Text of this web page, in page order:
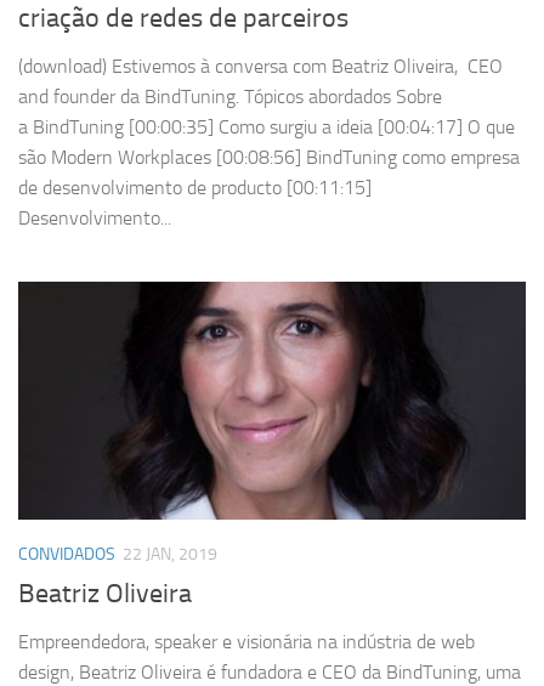
criação de redes de parceiros
(download) Estivemos à conversa com Beatriz Oliveira, CEO
and founder da BindTuning. Tópicos abordados Sobre
a BindTuning [00:00:35] Como surgiu a ideia [00:04:17] O que
são Modern Workplaces [00:08:56] BindTuning como empresa
de desenvolvimento de producto [00:11:15]
Desenvolvimento...
CONVIDADOS 22 JAN, 2019
Beatriz Oliveira
Empreendedora, speaker e visionária na indústria de web
design, Beatriz Oliveira é fundadora e CEO da BindTuning, uma